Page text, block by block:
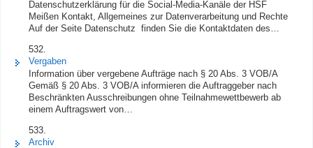
Datenschutzerklärung für die Social-Media-Kanäle der HSF
Meißen Kontakt, Allgemeines zur Datenverarbeitung und Rechte
Auf der Seite Datenschutz finden Sie die Kontaktdaten des…
532.
Vergaben
Information über vergebene Aufträge nach § 20 Abs. 3 VOB/A
Gemäß § 20 Abs. 3 VOB/A informieren die Auftraggeber nach
Beschränkten Ausschreibungen ohne Teilnahmewettbewerb ab
einem Auftragswert von…
533.
Archiv